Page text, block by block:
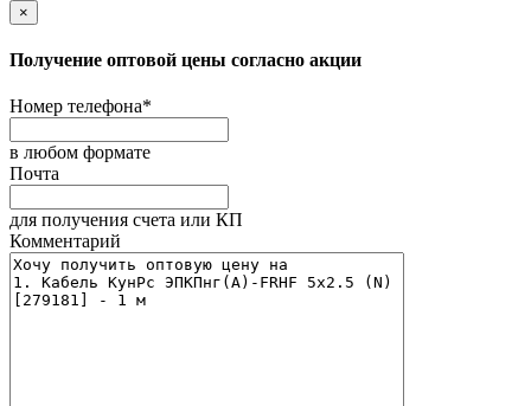
×
Получение оптовой цены согласно акции
Номер телефона*
в любом формате
Почта
для получения счета или КП
Комментарий